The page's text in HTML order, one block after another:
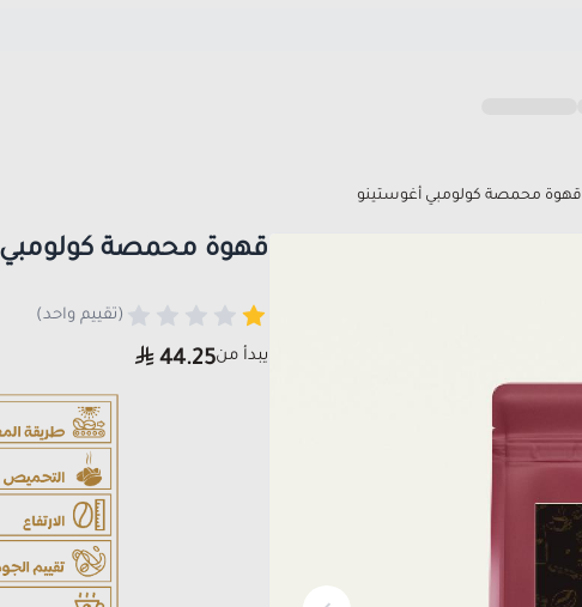
قهوة محمصة كولومبي أغوستينو
قهوة محمصة كولومبي
(تقييم واحد)
يبدأ من44.25